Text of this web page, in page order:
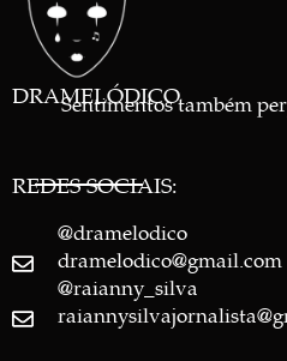
DRAMELÓDICO
Sentimentos também
REDES SOCIAIS:
@dramelodico
dramelodico@gmail.com
@raianny_silva